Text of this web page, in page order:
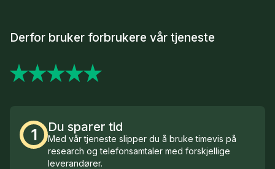
Derfor bruker forbrukere vår tjeneste
1 Du sparer tid
Med vår tjeneste slipper du å bruke timevis på
research og telefonsamtaler med forskjellige
leverandører.